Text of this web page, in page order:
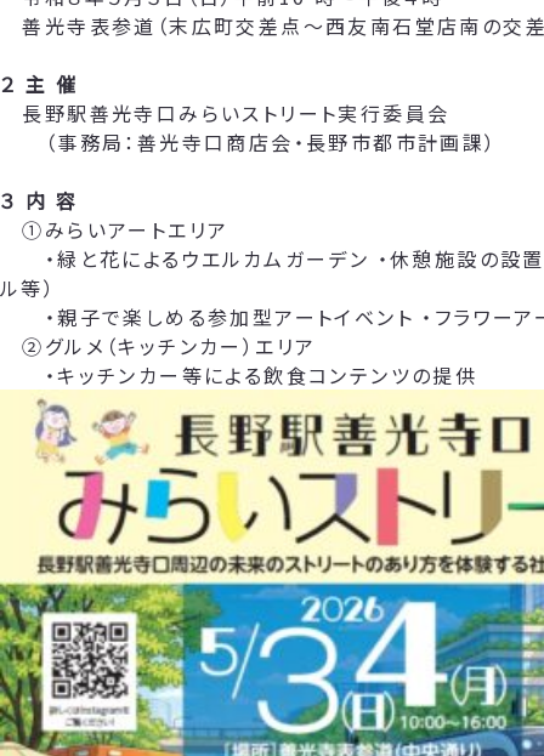
善光寺表参道（末広町交差点～西友南石堂店南の交
２ 主 催
長野駅善光寺口みらいストリート実行委員会
（事務局：善光寺口商店会・長野市都市計画課）
３ 内 容
①みらいアートエリア
・緑と花によるウエルカムガーデン ・休憩施設の設置
ル等）
・親子で楽しめる参加型アートイベント ・フラワーア
②グルメ（キッチンカー）エリア
・キッチンカー等による飲食コンテンツの提供